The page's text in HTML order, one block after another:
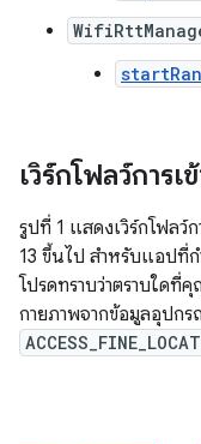
เวิร์กโฟลว์การ
รูปที่ 1 แสดงเวิร์กโฟลว์
13 ขึ้นไป สำหรับแอปที่
โปรดทราบว่าตราบใด
กายภาพจากข้อมูลอุปก